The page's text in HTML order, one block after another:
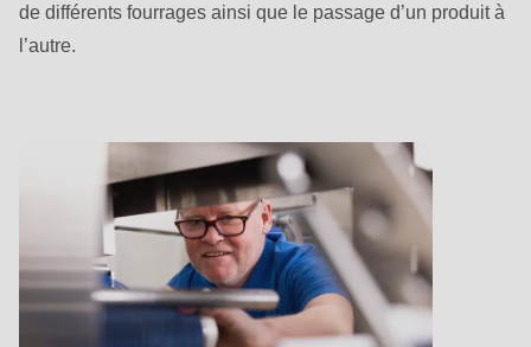
in
Drupal\rondo_contact\ContactService-
modules/custom/rondo_contact/src/ContactService.php
de différents fourrages ainsi que le passage d’un produit à
l’autre.